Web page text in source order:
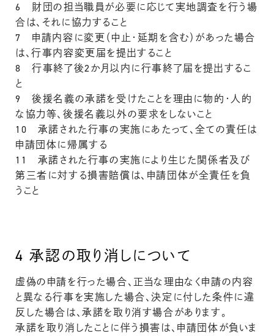
6 財団の担当職員が必要に応じて実地調査を行う場
合は、それに協力すること
7 申請内容に変更（中止・延期を含む）があった場合
は、行事内容変更届を提出すること
8 行事終了後2か月以内に行事終了届を提出するこ
と
9 後援名義の承諾を受けたことを理由に物的・人的
な協力等、後援名義以外の要求をしないこと
10 承諾された行事の実施にあたって、全ての責任は
申請団体に帰属する
11 承諾された行事の実施により生じた関係者及び
第三者に対する損害賠償は、申請団体が全責任を負
うこと
4 承認の取り消しについて
虚偽の申請を行った場合、正当な理由なく申請の内容
と異なる行事を実施した場合、決定に付した条件に違
反した場合は、承諾を取り消す場合があります。
承諾を取り消したことに伴う損害は、申請団体が負いま